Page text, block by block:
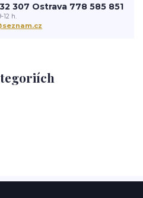
307 Ostrava 778 585 851
12 h.